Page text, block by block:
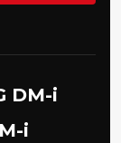
DM-i
i